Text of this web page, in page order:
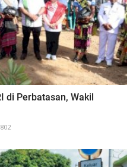
di Perbatasan, Wakil
802